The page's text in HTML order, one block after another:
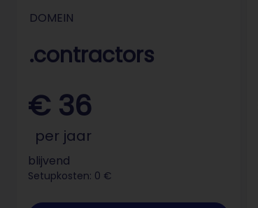
DOMEIN
.contractors
€ 36
per jaar
blijvend
Setupkosten: 0 €